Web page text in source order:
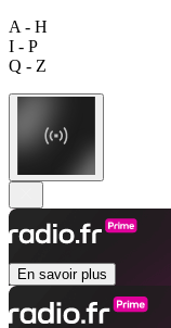
A - H
I - P
Q - Z
En savoir plus